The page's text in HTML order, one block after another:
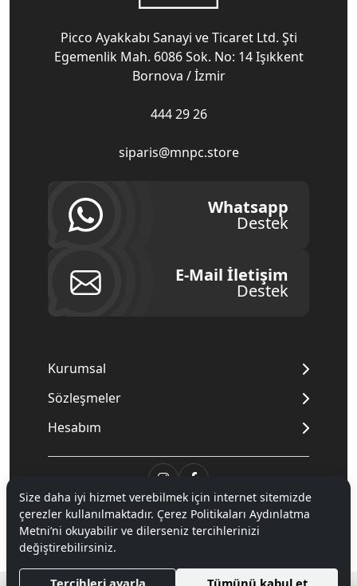
Picco Ayakkabı Sanayi ve Ticaret Ltd. Şti
Egemenlik Mah. 6086 Sok. No: 14 Işıkkent
Bornova / İzmir
444 29 26
siparis@mnpc.store
Whatsapp
Destek
E-Mail İletişim
Destek
Kurumsal
Sözleşmeler
Hesabım
© 2020Mnpc. Tüm hakları saklıdır.
Hipotenüs Yeni Nesil E-Ticaret Sistemleri ile Hazırlanmıştır.
Size daha iyi hizmet verebilmek için internet sitemizde
çerezler kullanılmaktadır. Çerez Politikaları Aydınlatma
Metni’ni okuyabilir ve dilerseniz tercihlerinizi
değiştirebilirsiniz.
Tercihleri ayarla Tümünü kabul et